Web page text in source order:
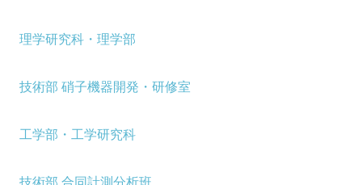
理学研究科・理学部
技術部 硝子機器開発・研修室
工学部・工学研究科
技術部 合同計測分析班